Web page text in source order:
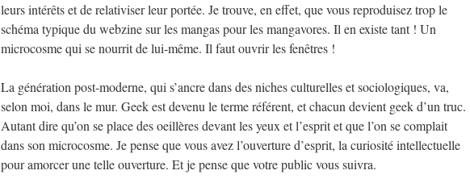
leurs intérêts et de relativiser leur portée. Je trouve, en effet, que vous reproduisez trop le
schéma typique du webzine sur les mangas pour les mangavores. Il en existe tant ! Un
microcosme qui se nourrit de lui-même. Il faut ouvrir les fenêtres !
La génération post-moderne, qui s’ancre dans des niches culturelles et sociologiques, va,
selon moi, dans le mur. Geek est devenu le terme référent, et chacun devient geek d’un truc.
Autant dire qu’on se place des oeillères devant les yeux et l’esprit et que l’on se complait
dans son microcosme. Je pense que vous avez l’ouverture d’esprit, la curiosité intellectuelle
pour amorcer une telle ouverture. Et je pense que votre public vous suivra.